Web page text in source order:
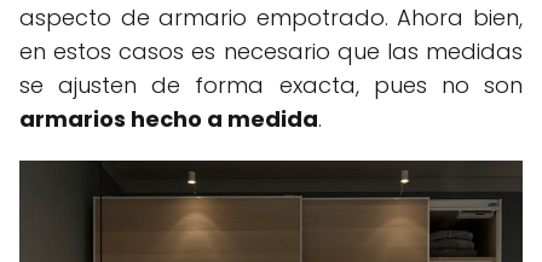
aspecto de armario empotrado. Ahora bien,
en estos casos es necesario que las medidas
se ajusten de forma exacta, pues no son
armarios hecho a medida.